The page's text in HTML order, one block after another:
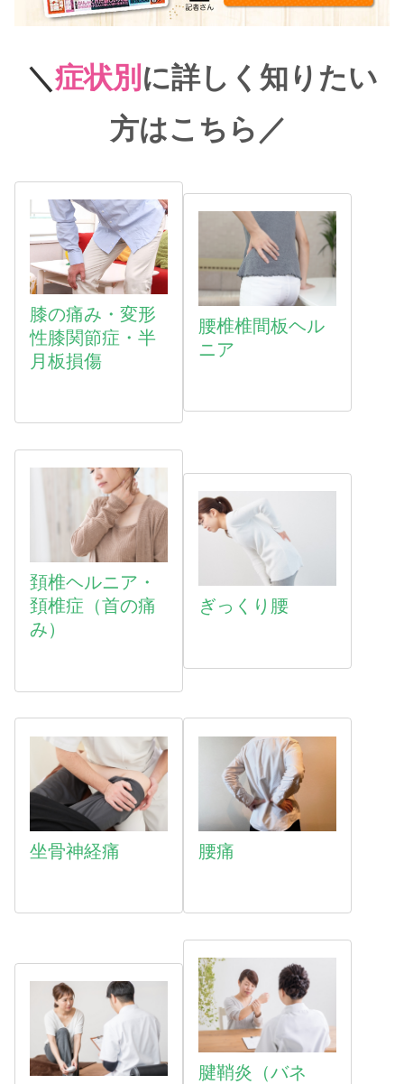
＼症状別 に詳しく知りたい
方はこちら ／
膝の痛み・変形
性膝関節症・半
月板損傷
腰椎椎間板ヘル
ニア
頚椎ヘルニア・
頚椎症（首の痛
み）
ぎっくり腰
坐骨神経痛 腰痛
腱鞘炎（バネ